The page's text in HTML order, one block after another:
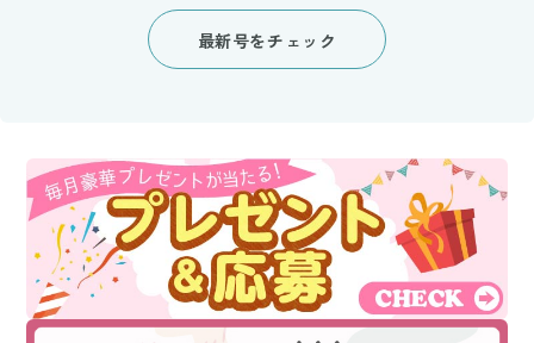
最新号をチェック